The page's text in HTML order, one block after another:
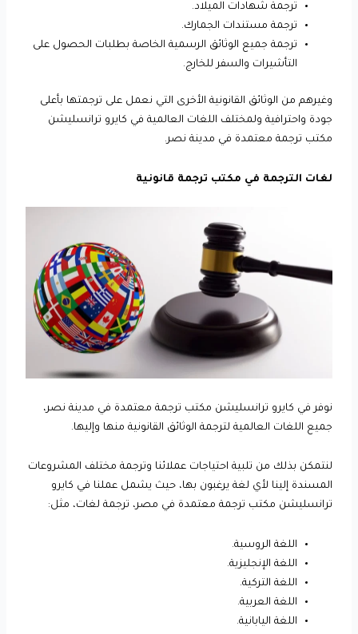
ترجمة شهادات الميلاد.
ترجمة مستندات الجمارك.
ترجمة جميع الوثائق الرسمية الخاصة بطلبات الحصول على
التأشيرات والسفر للخارج.
وغيرهم من الوثائق القانونية الأخرى التي نعمل على ترجمتها بأعلى
جودة واحترافية ولمختلف اللغات العالمية في كايرو ترانسليشن
مكتب ترجمة معتمدة في مدينة نصر.
لغات الترجمة في مكتب ترجمة قانونية
نوفر في كايرو ترانسليشن مكتب ترجمة معتمدة في مدينة نصر،
جميع اللغات العالمية لترجمة الوثائق القانونية منها وإليها.
لنتمكن بذلك من تلبية احتياجات عملائنا وترجمة مختلف المشروعات
المسندة إلينا لأي لغة يرغبون بها، حيث يشمل عملنا في كايرو
ترانسليشن مكتب ترجمة معتمدة في مصر، ترجمة لغات، مثل:
اللغة الروسية.
اللغة الإنجليزية.
اللغة التركية.
اللغة العربية.
اللغة اليابانية.